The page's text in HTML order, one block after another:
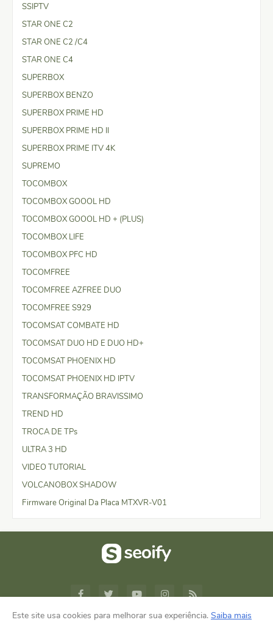
SSIPTV
STAR ONE C2
STAR ONE C2 /C4
STAR ONE C4
SUPERBOX
SUPERBOX BENZO
SUPERBOX PRIME HD
SUPERBOX PRIME HD II
SUPERBOX PRIME ITV 4K
SUPREMO
TOCOMBOX
TOCOMBOX GOOOL HD
TOCOMBOX GOOOL HD + (PLUS)
TOCOMBOX LIFE
TOCOMBOX PFC HD
TOCOMFREE
TOCOMFREE AZFREE DUO
TOCOMFREE S929
TOCOMSAT COMBATE HD
TOCOMSAT DUO HD E DUO HD+
TOCOMSAT PHOENIX HD
TOCOMSAT PHOENIX HD IPTV
TRANSFORMAÇÃO BRAVISSIMO
TREND HD
TROCA DE TPs
ULTRA 3 HD
VIDEO TUTORIAL
VOLCANOBOX SHADOW
Firmware Original Da Placa MTXVR-V01
Este site usa cookies para melhorar sua experiência. Saiba mais